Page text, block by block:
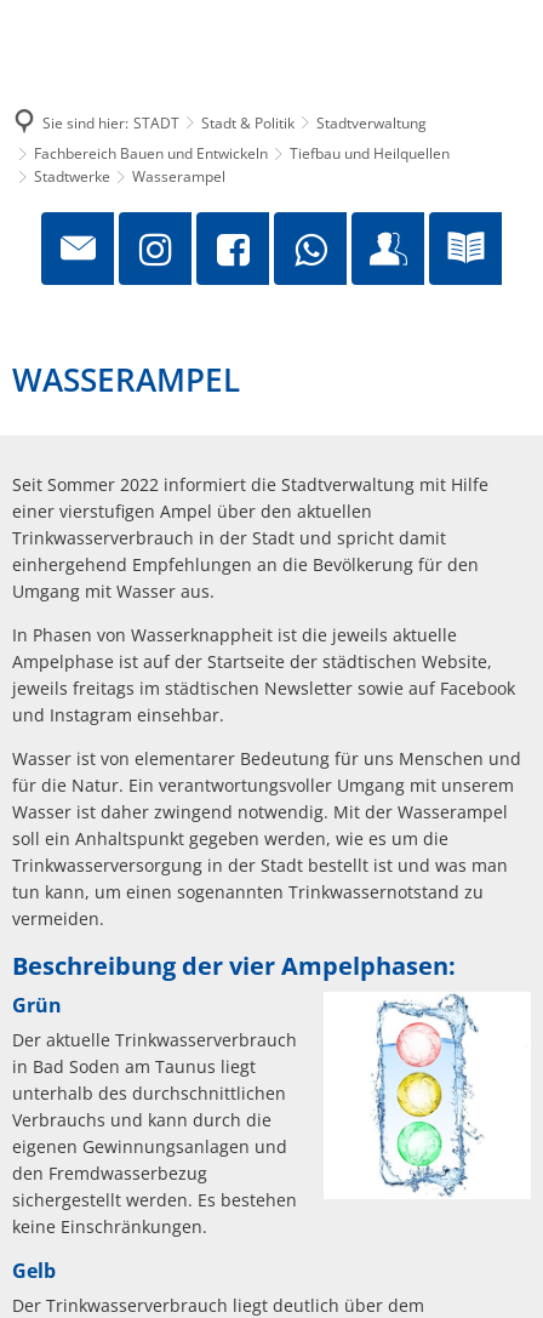
Sie sind hier: STADT Stadt & Politik
Stadtverwaltung
Fachbereich Bauen und Entwickeln
Tiefbau und Heilquellen
Stadtwerke
Wasserampel
WASSERAMPEL
Seit Sommer 2022 informiert die Stadtverwaltung mit Hilfe
einer vierstufigen Ampel über den aktuellen
Trinkwasserverbrauch in der Stadt und spricht damit
einhergehend Empfehlungen an die Bevölkerung für den
Umgang mit Wasser aus.
In Phasen von Wasserknappheit ist die jeweils aktuelle
Ampelphase ist auf der Startseite der städtischen Website,
jeweils freitags im städtischen Newsletter sowie auf Facebook
und Instagram einsehbar.
Wasser ist von elementarer Bedeutung für uns Menschen und
für die Natur. Ein verantwortungsvoller Umgang mit unserem
Wasser ist daher zwingend notwendig. Mit der Wasserampel
soll ein Anhaltspunkt gegeben werden, wie es um die
Trinkwasserversorgung in der Stadt bestellt ist und was man
tun kann, um einen sogenannten Trinkwassernotstand zu
vermeiden.
Beschreibung der vier Ampelphasen:
Grün
Der aktuelle Trinkwasserverbrauch
in Bad Soden am Taunus liegt
unterhalb des durchschnittlichen
Verbrauchs und kann durch die
eigenen Gewinnungsanlagen und
den Fremdwasserbezug
sichergestellt werden. Es bestehen
keine Einschränkungen.
Gelb
Der Trinkwasserverbrauch liegt deutlich über dem